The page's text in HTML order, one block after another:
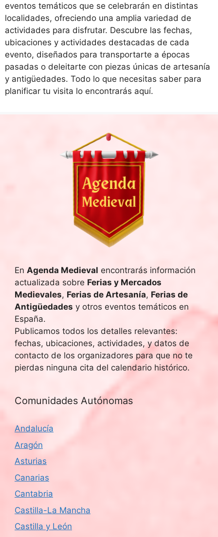
eventos temáticos que se celebrarán en distintas
localidades, ofreciendo una amplia variedad de
actividades para disfrutar. Descubre las fechas,
ubicaciones y actividades destacadas de cada
evento, diseñados para transportarte a épocas
pasadas o deleitarte con piezas únicas de artesanía
y antigüedades. Todo lo que necesitas saber para
planificar tu visita lo encontrarás aquí.
En Agenda Medieval encontrarás información
actualizada sobre Ferias y Mercados
Medievales, Ferias de Artesanía, Ferias de
Antigüedades y otros eventos temáticos en
España.
Publicamos todos los detalles relevantes:
fechas, ubicaciones, actividades, y datos de
contacto de los organizadores para que no te
pierdas ninguna cita del calendario histórico.
Comunidades Autónomas
Andalucía
Aragón
Asturias
Canarias
Cantabria
Castilla-La Mancha
Castilla y León